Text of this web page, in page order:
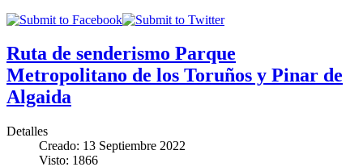
Ruta de senderismo Parque
Metropolitano de los Toruños y Pinar de
Algaida
Detalles
Creado: 13 Septiembre 2022
Visto: 1866